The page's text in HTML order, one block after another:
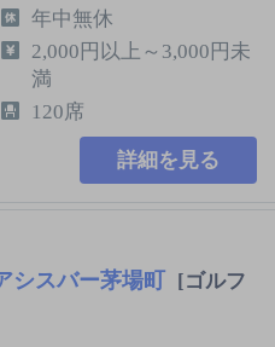
年中無休
2,000円以上～3,000円未
満
120席
詳細を見る
スバー茅場町
[ゴルフ